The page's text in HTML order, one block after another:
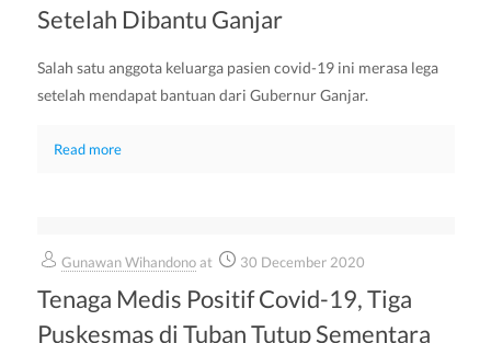
Setelah Dibantu Ganjar
Salah satu anggota keluarga pasien covid-19 ini merasa lega
setelah mendapat bantuan dari Gubernur Ganjar.
Read more
Gunawan Wihandono at 30 December 2020
Tenaga Medis Positif Covid-19, Tiga
Puskesmas di Tuban Tutup Sementara